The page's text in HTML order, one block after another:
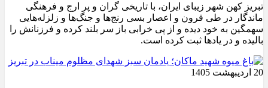
تبریز کهن شهر زیبای ایران، با تاریخی گران و پر ارج و فرهنگی
ماندگار در طی قرون و اعصار بسی رنج‌ها و جنگ‌ها و زلزله‌هایی
سهمگین به خود دیده و از پی خرابی باز سر بلند کرده و فرزنانش را
بالیده و در یادها ثبت کرده است.
20 اردیبهشت 1405